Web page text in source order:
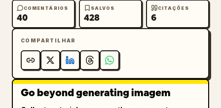
COMENTÁRIOS
40
SALVOS
428
CITAÇÕES
6
COMPARTILHAR
Go beyond generating imagem